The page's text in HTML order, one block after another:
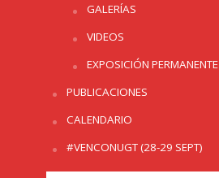
GALERÍAS
VIDEOS
EXPOSICIÓN PERMANENTE
PUBLICACIONES
CALENDARIO
#VENCONUGT (28-29 SEPT)